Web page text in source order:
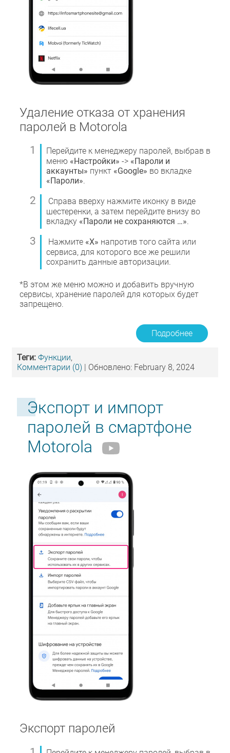
Удаление отказа от хранения
паролей в Motorola
Перейдите к менеджеру паролей, выбрав в
меню «Настройки» -> «Пароли и
аккаунты» пункт «Google» во вкладке
«Пароли».
Справа вверху нажмите иконку в виде
шестеренки, а затем перейдите внизу во
вкладку «Пароли не сохраняются …».
Нажмите «Х» напротив того сайта или
сервиса, для которого все же решили
сохранить данные авторизации.
*В этом же меню можно и добавить вручную
сервисы, хранение паролей для которых будет
запрещено.
Подробнее
Теги: Функции,
Комментарии (0) | Обновлено: February 8, 2024
Экспорт и импорт
паролей в смартфоне
Motorola
Экспорт паролей